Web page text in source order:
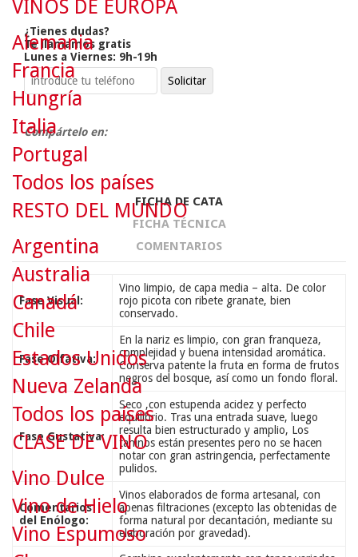
¿Tienes dudas?
Te llamamos gratis
Lunes a Viernes: 9h-19h
Compártelo en:
FICHA DE CATA
FICHA TÉCNICA
COMENTARIOS
Fase Visual:
Vino limpio, de capa media – alta. De color
rojo picota con ribete granate, bien
conservado.
Fase Olfativa:
En la nariz es limpio, con gran franqueza,
complejidad y buena intensidad aromática.
Conserva patente la fruta en forma de frutos
negros del bosque, así como un fondo floral.
Fase Gustativa:
Seco ,con estupenda acidez y perfecto
equilibrio. Tras una entrada suave, luego
resulta bien estructurado y amplio, Los
taninos están presentes pero no se hacen
notar con gran astringencia, perfectamente
pulidos.
Comentarios
del Enólogo:
Vinos elaborados de forma artesanal, con
apenas filtraciones (excepto las obtenidas de
forma natural por decantación, mediante su
elaboración por gravedad).
VINOS DE EUROPA
Alemania
Francia
Hungría
Italia
Portugal
Todos los países
RESTO DEL MUNDO
Argentina
Australia
Canadá
Chile
Estados Unidos
Nueva Zelanda
Todos los países
CLASE DE VINO
Vino Dulce
Vino de Hielo
Vino Espumoso